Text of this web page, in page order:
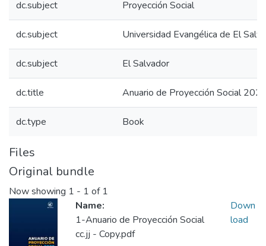
dc.subject Proyección Social
dc.subject Universidad Evangélica de El
dc.subject El Salvador
dc.title Anuario de Proyección Social
dc.type Book
Files
Original bundle
Now showing 1 - 1 of 1
Name:
1-Anuario de Proyección Social
cc.jj - Copy.pdf
Down
load